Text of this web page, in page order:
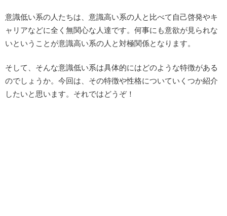
意識低い系の人たちは、意識高い系の人と比べて自己啓発やキ
ャリアなどに全く無関心な人達です。何事にも意欲が見られな
いということが意識高い系の人と対極関係となります。
そして、そんな意識低い系は具体的にはどのような特徴がある
のでしょうか。今回は、その特徴や性格についていくつか紹介
したいと思います。それではどうぞ！